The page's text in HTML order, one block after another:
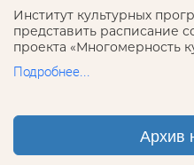
Институт культурных
представить расписание
проекта «Многомерность
Подробнее...
Архив